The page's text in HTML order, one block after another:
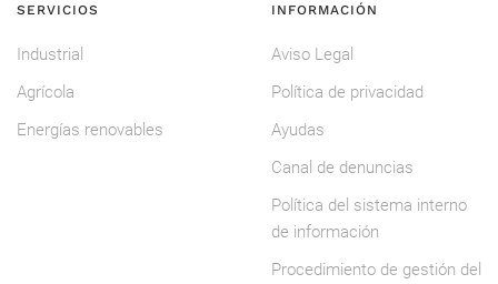
SERVICIOS
Industrial
Agrícola
Energías renovables
INFORMACIÓN
Aviso Legal
Política de privacidad
Ayudas
Canal de denuncias
Política del sistema interno
de información
Procedimiento de gestión del